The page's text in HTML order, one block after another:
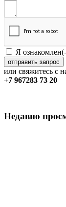
Я
или свяжитесь с
+7 967283 73 20
Недавно